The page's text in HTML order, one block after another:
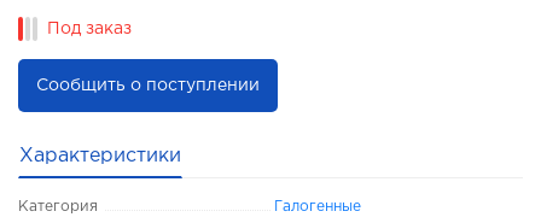
Под заказ
Сообщить о поступлении
Характеристики
Категория Галогенные